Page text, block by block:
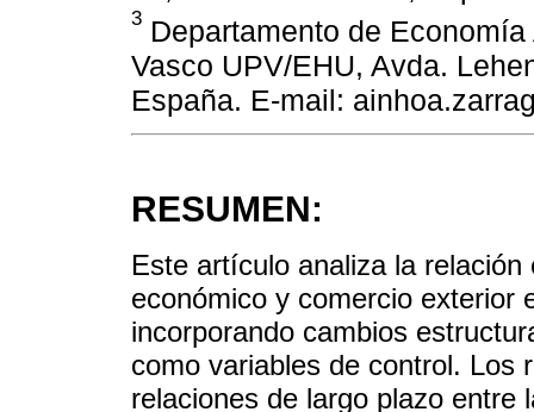
3 Departamento de
Vasco UPV/EHU, Avda.
España. E-mail:
RESUMEN:
Este artículo analiza la
económico y comercio exterior
incorporando cambios
como variables de control. Los
relaciones de largo plazo entre